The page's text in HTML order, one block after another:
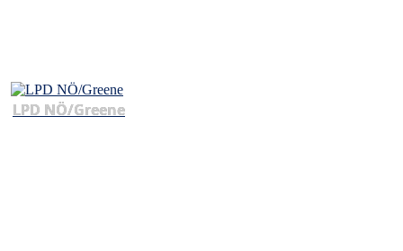
LPD NÖ/Greene